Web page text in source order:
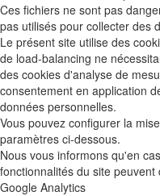
Ces fichiers ne sont pas
pas utilisés pour collecter des
Le présent site utilise des
de load-balancing ne
des cookies d'analyse de
consentement en application
données personnelles.
Vous pouvez configurer la
paramètres ci-dessous.
Nous vous informons qu'en
fonctionnalités du site peuvent
Google Analytics